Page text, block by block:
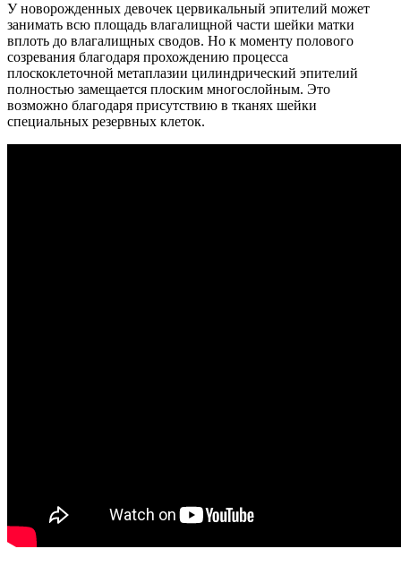
У новорожденных девочек цервикальный эпителий может
занимать всю площадь влагалищной части шейки матки
вплоть до влагалищных сводов. Но к моменту полового
созревания благодаря прохождению процесса
плоскоклеточной метаплазии цилиндрический эпителий
полностью замещается плоским многослойным. Это
возможно благодаря присутствию в тканях шейки
специальных резервных клеток.